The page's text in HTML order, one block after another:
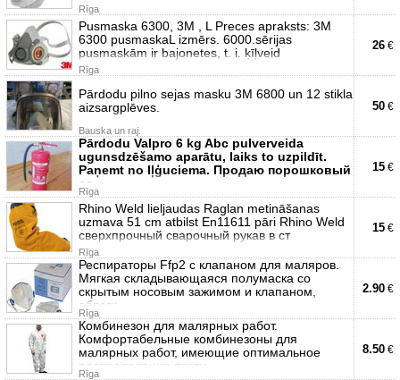
Rīga
Pusmaska 6300, 3M , L Preces apraksts: 3M
6300 pusmaskaL izmērs. 6000.sērijas
pusmaskām ir bajonetes, t. i. ķīļveid
Rīga
26 €
Pārdodu pilno sejas masku 3M 6800 un 12 stikla
aizsargplēves.
Bauska un raj.
50 €
Pārdodu Valpro 6 kg Abc pulverveida
ugunsdzēšamo aparātu, laiks to uzpildīt.
Paņemt no Iļģuciema. Продаю порошковый
ог
Rīga
15 €
Rhino Weld lieljaudas Raglan metināšanas
uzmava 51 cm atbilst En11611 pāri Rhino Weld
сверхпрочный сварочный рукав в ст
Rīga
15 €
Респираторы Ffp2 с клапаном для маляров.
Мягкая складывающаяся полумаска со
скрытым носовым зажимом и клапаном,
облегч
Rīga
2.90 €
Комбинезон для малярных работ.
Комфортабельные комбинезоны для
малярных работ, имеющие оптимальное
распределение возду
Rīga
8.50 €